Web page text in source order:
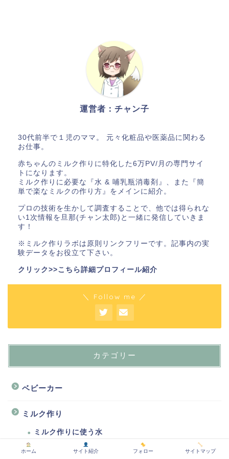
運営者：チャン子
30代前半で１児のママ。 元々化粧品や医薬品に関わる
お仕事。
赤ちゃんのミルク作りに特化した6万PV/月の専門サイ
トになります。
ミルク作りに必要な『水 & 哺乳瓶消毒剤』、また『簡
単で楽なミルクの作り方』をメインに紹介。
プロの技術を生かして調査することで、他では得られな
い1次情報を旦那(チャン太郎)と一緒に発信していきま
す！
※ミルク作りラボは原則リンクフリーです。記事内の実
験データをお役立て下さい。
クリック>>こちら詳細プロフィール紹介
＼ Follow me ／
カテゴリー
ベビーカー
ミルク作り
ミルク作りに使う水
ホーム サイト紹介 フォロー サイトマップ